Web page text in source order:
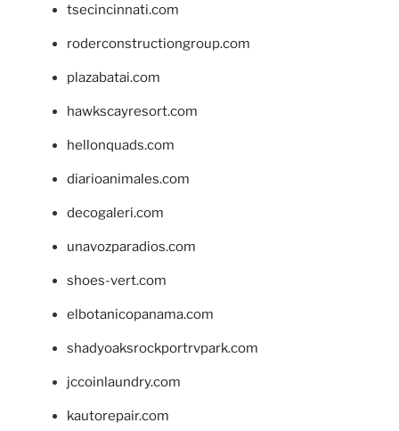
tsecincinnati.com
roderconstructiongroup.com
plazabatai.com
hawkscayresort.com
hellonquads.com
diarioanimales.com
decogaleri.com
unavozparadios.com
shoes-vert.com
elbotanicopanama.com
shadyoaksrockportrvpark.com
jccoinlaundry.com
kautorepair.com